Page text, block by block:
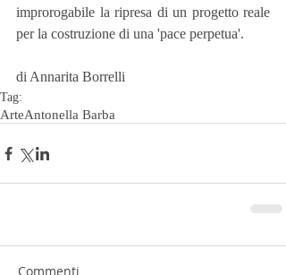
improrogabile la ripresa di un progetto reale
per la costruzione di una 'pace perpetua'.
di Annarita Borrelli
Tag:
ArteAntonella Barba
Commenti